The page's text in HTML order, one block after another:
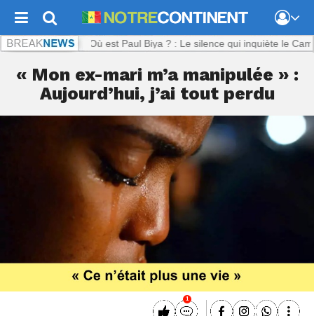
: Où est Paul Biya ? : Le silence qui inquiète le Cameroun
« Mon ex-mari m’a manipulée » :
Aujourd’hui, j’ai tout perdu
1